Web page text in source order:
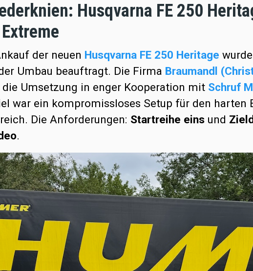
Husqvarna FE 250
der neuen Husqvarna FE 250 Heritage
Umbau beauftragt. Die Firma Braumandl
Umsetzung in enger Kooperation mit Schruf
war ein kompromissloses Setup für den harten
Die Anforderungen: Startreihe eins und
.